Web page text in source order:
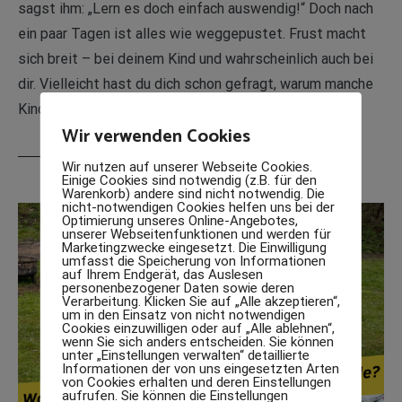
sagst ihm: „Lern es doch einfach auswendig!“ Doch nach
ein paar Tagen ist alles wie weggepustet. Frust macht
sich breit – bei deinem Kind und wahrscheinlich auch bei
dir. Vielleicht hast du dich schon gefragt, warum manche
Kinder […]
Wir verwenden Cookies
Wir nutzen auf unserer Webseite Cookies.
Einige Cookies sind notwendig (z.B. für den
Warenkorb) andere sind nicht notwendig. Die
nicht-notwendigen Cookies helfen uns bei der
Optimierung unseres Online-Angebotes,
unserer Webseitenfunktionen und werden für
Marketingzwecke eingesetzt. Die Einwilligung
umfasst die Speicherung von Informationen
auf Ihrem Endgerät, das Auslesen
personenbezogener Daten sowie deren
Verarbeitung. Klicken Sie auf „Alle akzeptieren“,
um in den Einsatz von nicht notwendigen
Cookies einzuwilligen oder auf „Alle ablehnen“,
wenn Sie sich anders entscheiden. Sie können
unter „Einstellungen verwalten“ detaillierte
Informationen der von uns eingesetzten Arten
von Cookies erhalten und deren Einstellungen
aufrufen. Sie können die Einstellungen